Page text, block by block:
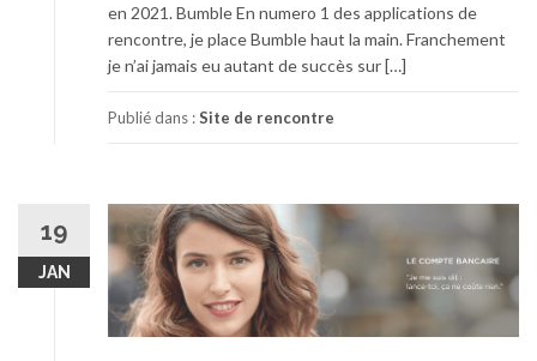
en 2021. Bumble En numero 1 des applications de
rencontre, je place Bumble haut la main. Franchement
je n’ai jamais eu autant de succès sur […]
Publié dans :Site de rencontre
19
JAN